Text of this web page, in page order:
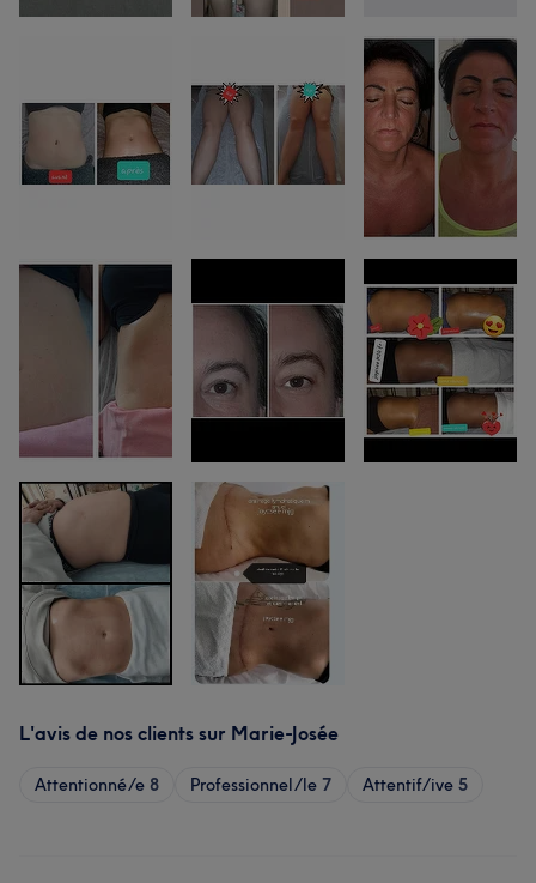
L'avis de nos clients sur Marie-Josée
Attentionné/e 8 Professionnel/le 7 Attentif/ive 5